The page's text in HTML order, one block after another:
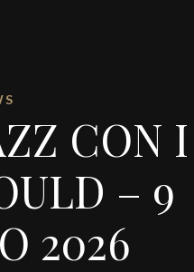
CON I
– 9
2026